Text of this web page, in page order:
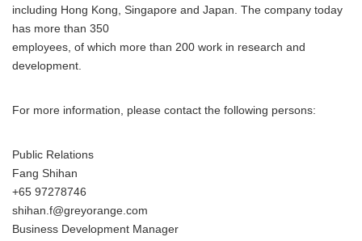
including Hong Kong, Singapore and Japan. The company today
has more than 350
employees, of which more than 200 work in research and
development.
For more information, please contact the following persons:
Public Relations
Fang Shihan
+65 97278746
shihan.f@greyorange.com
Business Development Manager